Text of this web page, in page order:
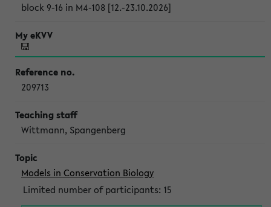
block 9-16 in M4-108 [12.-23.10.2026]
209713
Wittmann, Spangenberg
Models in Conservation Biology
Limited number of participants: 15